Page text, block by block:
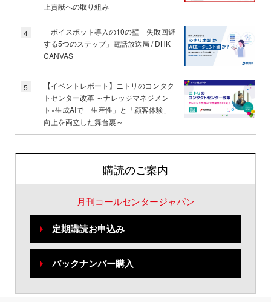
上貢献への取り組み
4
「ボイスボット導入の10の壁 失敗回避
する5つのステップ」電話放送局 / DHK
CANVAS
5
【イベントレポート】ニトリのコンタク
トセンター改革 ～ナレッジマネジメン
ト×生成AIで「生産性」と「顧客体験」
向上を両立した舞台裏～
購読のご案内
月刊コールセンタージャパン
定期購読お申込み
バックナンバー購入